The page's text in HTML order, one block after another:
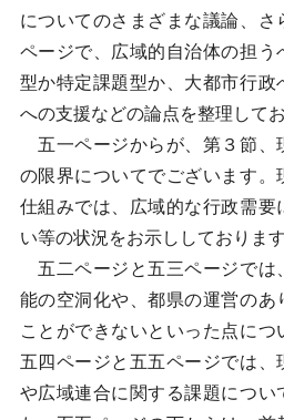
についてのさまざまな議論、さ
ページで、広域的自治体の担う
型か特定課題型か、大都市行政
への支援などの論点を整理してお
五一ページからが、第３節、
の限界についてでございます。
仕組みでは、広域的な行政需要
い等の状況をお示ししております
五二ページと五三ページでは
能の空洞化や、都県の運営のあ
ことができないといった点につ
五四ページと五五ページでは、
や広域連合に関する課題につい